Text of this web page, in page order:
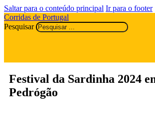
Saltar para o conteúdo principal Ir para o footer
Corridas de Portugal
Pesquisar
Festival da Sardinha 2024
Pedrógão